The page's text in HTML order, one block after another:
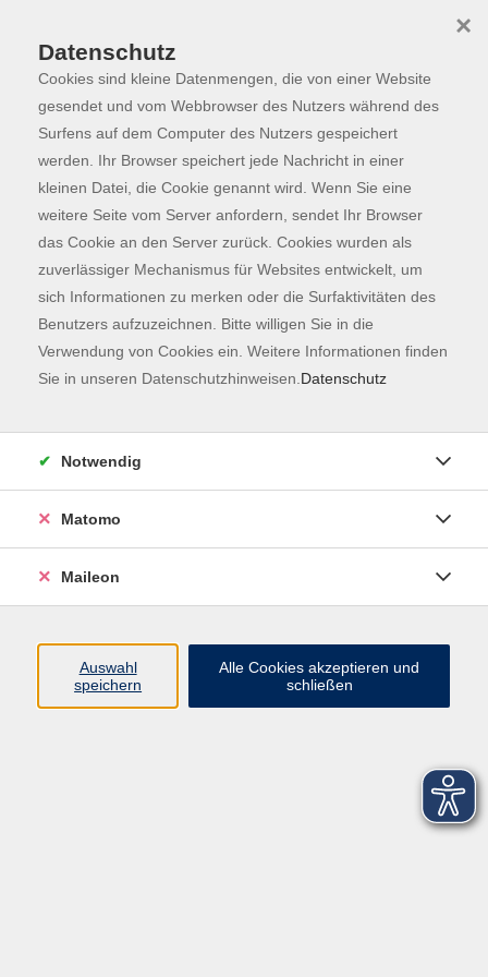
Skip to main content
Programm
Der Kurs konnte nicht gefunden werden.
Kontaktformular
Impressum
AGB
Datenschutzerklärung
Datenschutz
Cookies sind kleine Datenmengen, die von einer Website
gesendet und vom Webbrowser des Nutzers während des
Surfens auf dem Computer des Nutzers gespeichert
werden. Ihr Browser speichert jede Nachricht in einer
kleinen Datei, die Cookie genannt wird. Wenn Sie eine
weitere Seite vom Server anfordern, sendet Ihr Browser
das Cookie an den Server zurück. Cookies wurden als
zuverlässiger Mechanismus für Websites entwickelt, um
sich Informationen zu merken oder die Surfaktivitäten des
Benutzers aufzuzeichnen. Bitte willigen Sie in die
Verwendung von Cookies ein. Weitere Informationen finden
Sie in unseren Datenschutzhinweisen. Datenschutz
×
Notwendig
Matomo
Maileon
Auswahl
speichern
Alle Cookies akzeptieren und
schließen